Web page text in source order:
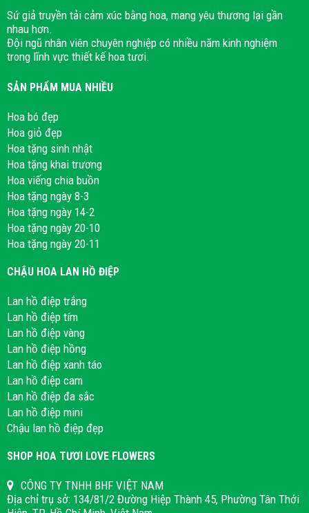
Sứ giả truyền tải cảm xúc bằng hoa, mang yêu thương lại gần
nhau hơn.
Đội ngũ nhân viên chuyên nghiệp có nhiều năm kinh nghiệm
trong lĩnh vực thiết kế hoa tươi.
SẢN PHẨM MUA NHIỀU
Hoa bó đẹp
Hoa giỏ đẹp
Hoa tặng sinh nhật
Hoa tặng khai trương
Hoa viếng chia buồn
Hoa tặng ngày 8-3
Hoa tặng ngày 14-2
Hoa tặng ngày 20-10
Hoa tặng ngày 20-11
CHẬU HOA LAN HỒ ĐIỆP
Lan hồ điệp trắng
Lan hồ điệp tím
Lan hồ điệp vàng
Lan hồ điệp hồng
Lan hồ điệp xanh táo
Lan hồ điệp cam
Lan hồ điệp đa sắc
Lan hồ điệp mini
Chậu lan hồ điệp đẹp
SHOP HOA TƯƠI LOVE FLOWERS
CÔNG TY TNHH BHF VIỆT NAM
Địa chỉ trụ sở: 134/81/2 Đường Hiệp Thành 45, Phường Tân Thới